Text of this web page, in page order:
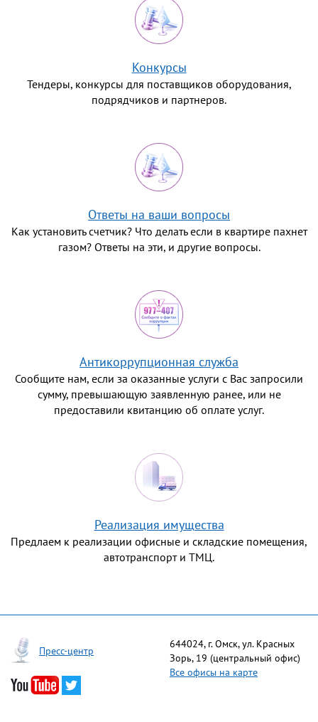
Конкурсы
Тендеры, конкурсы для поставщиков оборудования,
подрядчиков и партнеров.
Ответы на ваши вопросы
Как установить счетчик? Что делать если в квартире пахнет
газом? Ответы на эти, и другие вопросы.
Антикоррупционная служба
Сообщите нам, если за оказанные услуги с Вас запросили
сумму, превышающую заявленную ранее, или не
предоставили квитанцию об оплате услуг.
Реализация имущества
Предлаем к реализации офисные и складские помещения,
автотранспорт и ТМЦ.
Пресс-центр
644024, г. Омск, ул. Красных
Зорь, 19 (центральный офис)
Все офисы на карте